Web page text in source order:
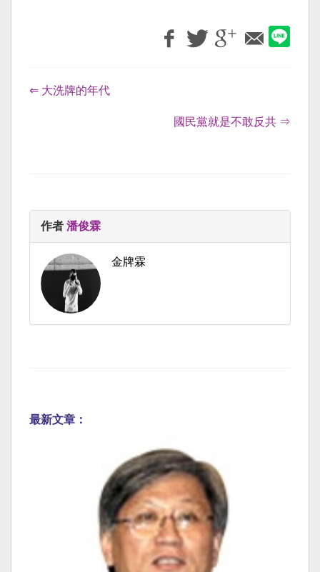
⇐ 大洗牌的年代
國民黨就是不敢反共 ⇒
作者 潘俊霖
金牌霖
最新文章：